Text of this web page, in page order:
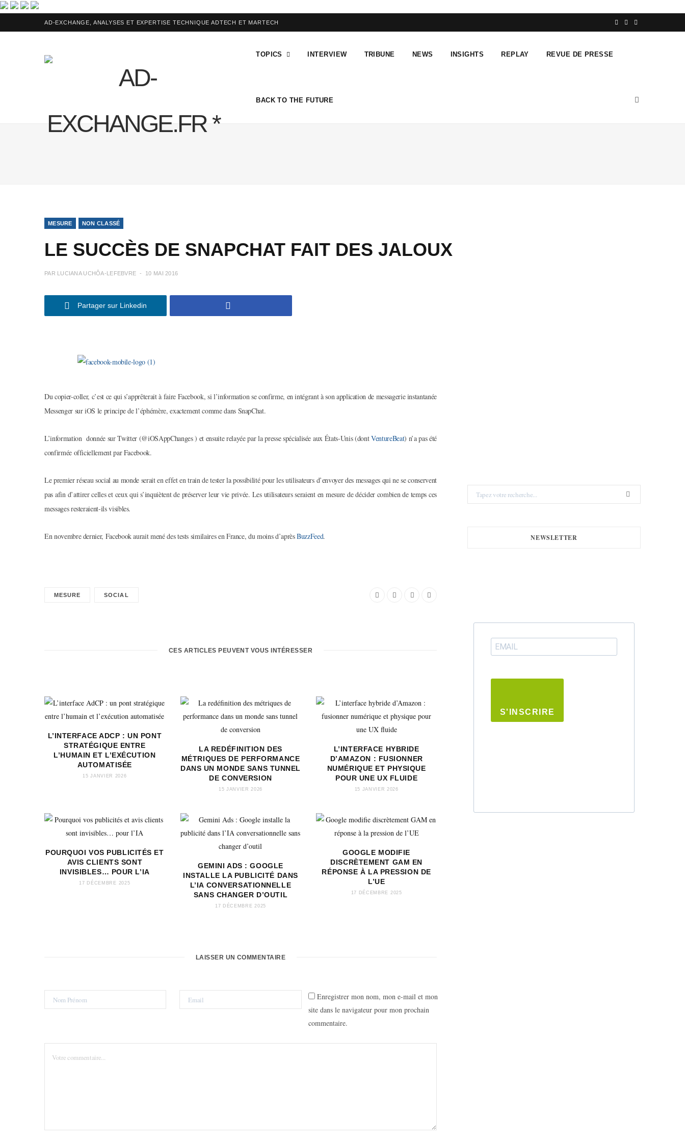
AD-EXCHANGE, ANALYSES ET EXPERTISE TECHNIQUE ADTECH ET MARTECH
e
TOPICS INTERVIEW TRIBUNE NEWS INSIGHTS REPLAY REVUE DE PRESSE
BACK TO THE FUTURE
MESURE NON CLASSÉ
LE SUCCÈS DE SNAPCHAT FAIT DES JALOUX
PAR LUCIANA UCHÔA-LEFEBVRE 10 MAI 2016
Partager sur Linkedin
Du copier-coller, c’est ce qui s’apprêterait à faire Facebook, si l’information se confirme, en intégrant à son application de messagerie instantanée
Messenger sur iOS le principe de l’éphémère, exactement comme dans SnapChat.
L’information donnée sur Twitter (@iOSAppChanges ) et ensuite relayée par la presse spécialisée aux États-Unis (dontVentureBeat) n’a pas été
confirmée officiellement par Facebook.
Le premier réseau social au monde serait en effet en train de tester la possibilité pour les utilisateurs d’envoyer des messages qui ne se conservent
pas afin d’attirer celles et ceux qui s’inquiètent de préserver leur vie privée. Les utilisateurs seraient en mesure de décider combien de temps ces
messages resteraient-ils visibles.
En novembre dernier, Facebook aurait mené des tests similaires en France, du moins d’aprèsBuzzFeed.
MESURE SOCIAL
CES ARTICLES PEUVENT VOUS INTÉRESSER
L’INTERFACE ADCP : UN PONT
STRATÉGIQUE ENTRE
L’HUMAIN ET L’EXÉCUTION
AUTOMATISÉE
15 JANVIER 2026
LA REDÉFINITION DES
MÉTRIQUES DE PERFORMANCE
DANS UN MONDE SANS TUNNEL
DE CONVERSION
15 JANVIER 2026
L’INTERFACE HYBRIDE
D’AMAZON : FUSIONNER
NUMÉRIQUE ET PHYSIQUE
POUR UNE UX FLUIDE
15 JANVIER 2026
POURQUOI VOS PUBLICITÉS ET
AVIS CLIENTS SONT
INVISIBLES… POUR L’IA
17 DÉCEMBRE 2025
GEMINI ADS : GOOGLE
INSTALLE LA PUBLICITÉ DANS
L’IA CONVERSATIONNELLE
SANS CHANGER D’OUTIL
17 DÉCEMBRE 2025
GOOGLE MODIFIE
DISCRÈTEMENT GAM EN
RÉPONSE À LA PRESSION DE
L’UE
17 DÉCEMBRE 2025
LAISSER UN COMMENTAIRE
Enregistrer mon nom, mon e-mail et mon
site dans le navigateur pour mon prochain
commentaire.
Search
for:
NEWSLETTER
S'INSCRIRE